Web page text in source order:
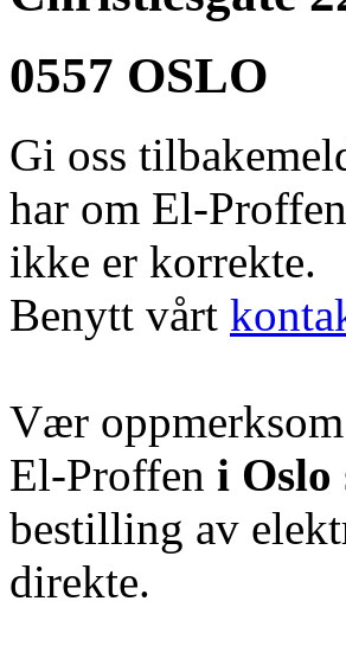
0557 OSLO
Gi oss
har om El-
ikke er korrekte.
Benytt vårt
Vær
El-Proffen i Oslo
bestilling av
direkte.